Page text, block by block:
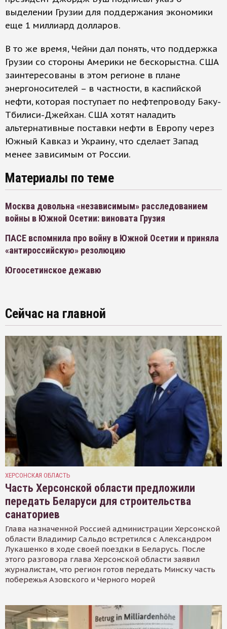
выделении Грузии для поддержания экономики
еще 1 миллиард долларов.
В то же время, Чейни дал понять, что поддержка
Грузии со стороны Америки не бескорыстна. США
заинтересованы в этом регионе в плане
энергоносителей – в частности, в каспийской
нефти, которая поступает по нефтепроводу Баку-
Тбилиси-Джейхан. США хотят наладить
альтернативные поставки нефти в Европу через
Южный Кавказ и Украину, что сделает Запад
менее зависимым от России.
Материалы по теме
Москва довольна «независимым» расследованием
войны в Южной Осетии: виновата Грузия
ПАСЕ вспомнила про войну в Южной Осетии и приняла
«антироссийскую» резолюцию
Югоосетинское дежавю
Сейчас на главной
ХЕРСОНСКАЯ ОБЛАСТЬ
Часть Херсонской области предложили
передать Беларуси для строительства
санаториев
Глава назначенной Россией администрации Херсонской
области Владимир Сальдо встретился с Александром
Лукашенко в ходе своей поездки в Беларусь. После
этого разговора глава Херсонской области заявил
журналистам, что регион готов передать Минску часть
побережья Азовского и Черного морей